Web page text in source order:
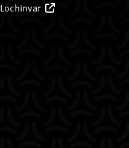
Lochinvar